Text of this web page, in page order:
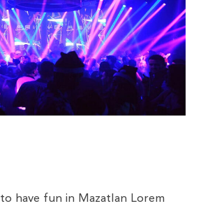
have fun in Mazatlan Lorem